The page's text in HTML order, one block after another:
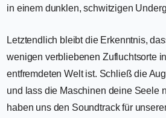
in einem dunklen, schwitzigen
Letztendlich bleibt die Erkenntnis,
wenigen verbliebenen Zufluchtsorte
entfremdeten Welt ist. Schließ die
und lass die Maschinen deine Seele
haben uns den Soundtrack für